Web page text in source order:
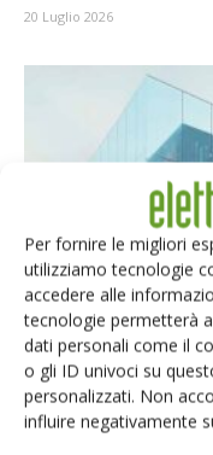
Per fornire le migliori
utilizziamo tecnologie
accedere alle
tecnologie permetterà
dati personali come il
o gli ID univoci su
personalizzati. Non
influire negativamente
20 Luglio 2026
Le ultimissime del 16
16 Luglio 2026